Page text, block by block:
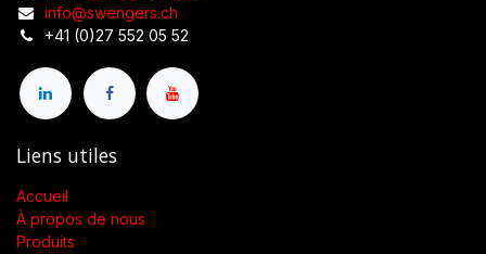
info@swengers.ch
+41 (0)27 552 05 52
Liens utiles
Accueil
À propos de nous
Produits